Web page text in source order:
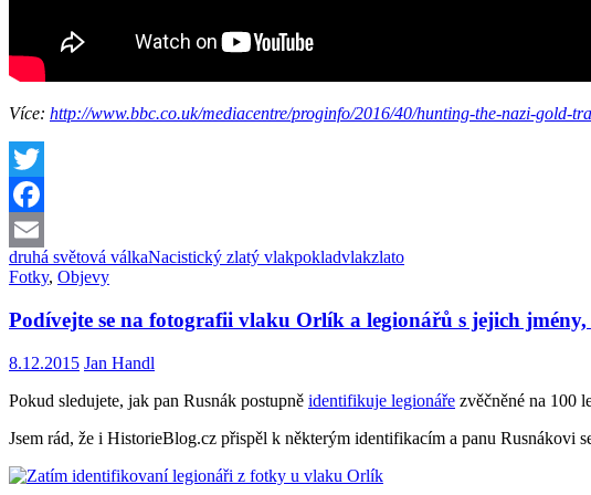
Více: http://www.bbc.co.uk/mediacentre/proginfo/2016/40/hunting-the-nazi-gold-
Twitter
Facebook
Email
druhá světová válkaNacistický zlatý vlakpokladvlakzlato
Fotky, Objevy
Podívejte se na fotografii vlaku Orlík a legionářů s jejich
8.12.2015 Jan Handl
Pokud sledujete, jak pan Rusnák postupně identifikuje legionáře zvěčněné na 100
Jsem rád, že i HistorieBlog.cz přispěl k některým identifikacím a panu Rusnákovi